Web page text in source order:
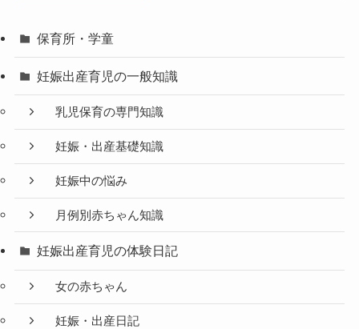
保育所・学童
妊娠出産育児の一般知識
乳児保育の専門知識
妊娠・出産基礎知識
妊娠中の悩み
月例別赤ちゃん知識
妊娠出産育児の体験日記
女の赤ちゃん
妊娠・出産日記